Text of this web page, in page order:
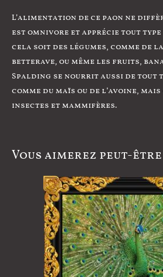
L’alimentation de ce paon ne
est omnivore et apprécie tout
cela soit des légumes, comme de
betterave, ou même les fruits,
Spalding se nourrit aussi de tout
comme du maïs ou de l’avoine,
insectes et mammifères.
Vous aimerez peut-